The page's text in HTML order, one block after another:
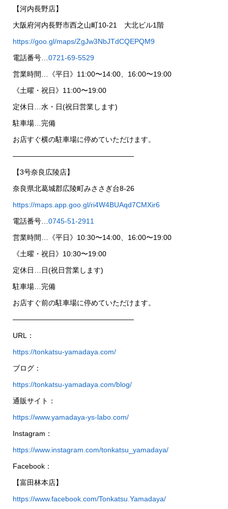
【河内長野店】
大阪府河内長野市西之山町10-21 大北ビル1階
https://goo.gl/maps/ZgJw3NbJTdCQEPQM9
電話番号…0721-69-5529
営業時間…《平日》11:00〜14:00、16:00〜19:00
《土曜・祝日》11:00〜19:00
定休日…水・日(祝日営業します)
駐車場…完備
お店すぐ横の駐車場に停めていただけます。
—————————————————
【3号奈良広陵店】
奈良県北葛城郡広陵町みささぎ台8-26
https://maps.app.goo.gl/ri4W4BUAqd7CMXir6
電話番号…0745-51-2911
営業時間…《平日》10:30〜14:00、16:00〜19:00
《土曜・祝日》10:30〜19:00
定休日…日(祝日営業します)
駐車場…完備
お店すぐ前の駐車場に停めていただけます。
—————————————————
URL：
https://tonkatsu-yamadaya.com/
ブログ：
https://tonkatsu-yamadaya.com/blog/
通販サイト：
https://www.yamadaya-ys-labo.com/
Instagram：
https://www.instagram.com/tonkatsu_yamadaya/
Facebook：
【富田林本店】
https://www.facebook.com/Tonkatsu.Yamadaya/